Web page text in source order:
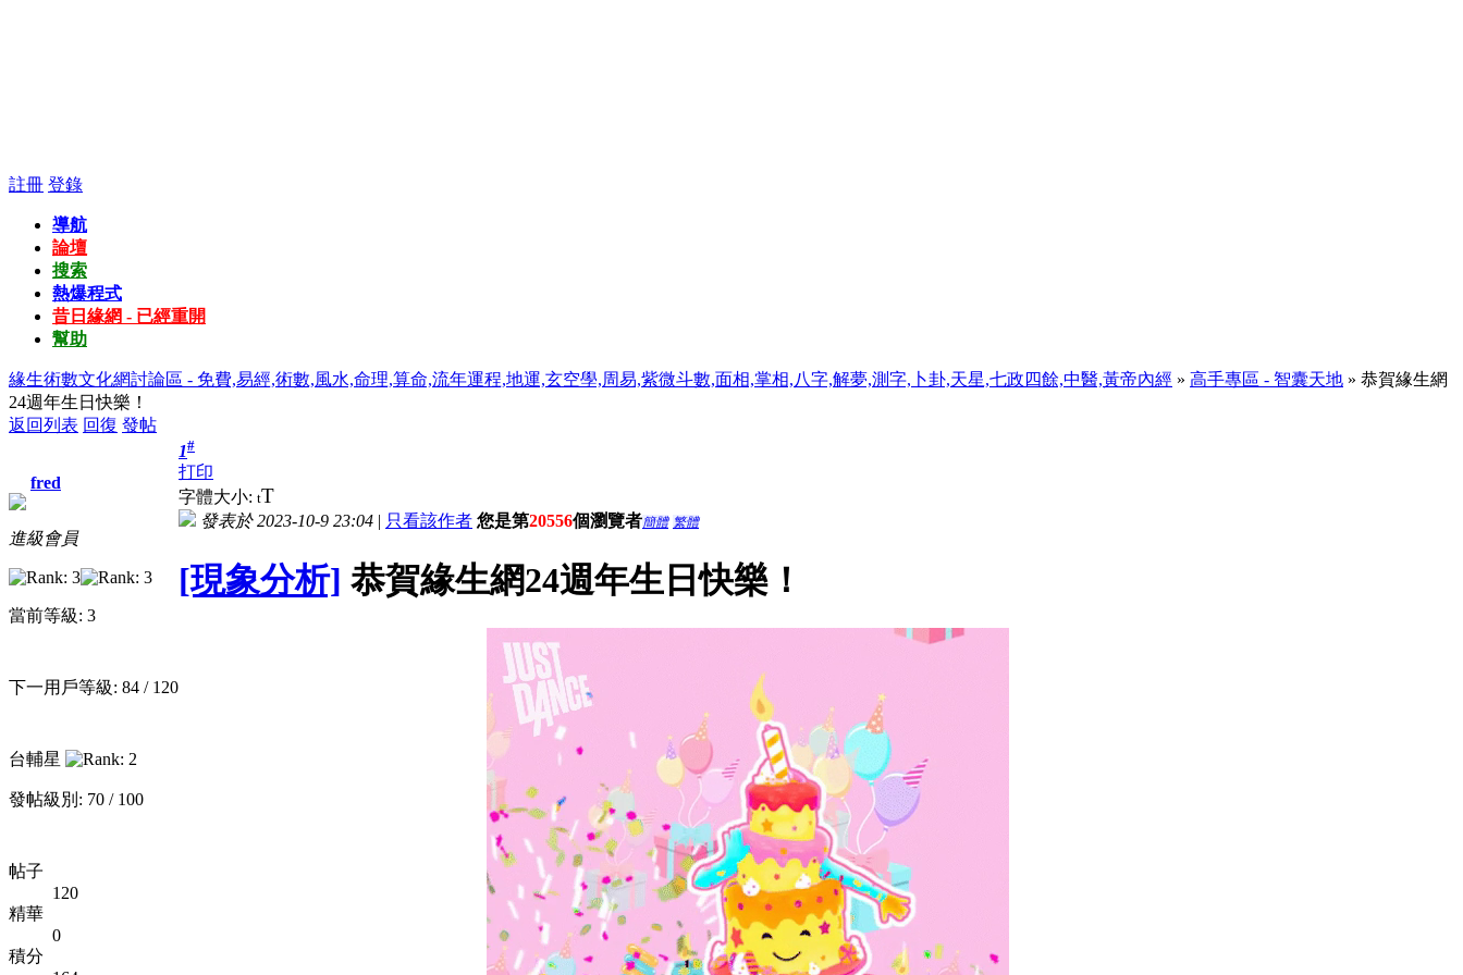
註冊 登錄
導航
論壇
搜索
熱爆程式
昔日緣網 - 已經重開
幫助
緣生術數文化網討論區 - 免費,易經,術數,風水,命理,算命,流年運程,地運,玄空學,周易,紫微斗數,面相,掌相,八字,解夢,測字,卜卦,天星,七政四餘,中醫,黃帝內經 » 高手專區 - 智囊天地 » 恭賀緣生網
24週年生日快樂！
返回列表 回復 發帖
fred
進級會員
當前等級: 3
下一用戶等級: 84 / 120
台輔星
發帖級別: 70 / 100
帖子
120
精華
0
積分
1#
打印
字體大小: tT
發表於 2023-10-9 23:04 | 只看該作者 您是第20556個瀏覽者簡體 繁體
[現象分析] 恭賀緣生網24週年生日快樂！